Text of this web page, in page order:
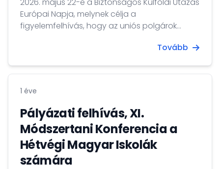
Európai Napja, melynek célja a
figyelemfelhívás, hogy az uniós polgárok
ezáltal biztonságosabb legyen külföldiTovább
1 éve
Pályázati felhívás, XI.
Módszertani Konferencia a
Hétvégi Magyar Iskolák
számára